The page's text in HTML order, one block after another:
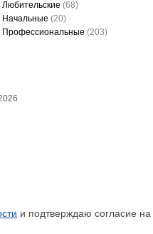
Любительские (68)
Начальные (20)
Профессиональные (203)
и подтверждаю согласие